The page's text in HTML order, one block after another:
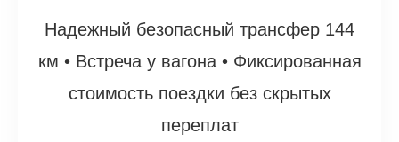
Надежный безопасный трансфер 144
км • Встреча у вагона • Фиксированная
стоимость поездки без скрытых
переплат